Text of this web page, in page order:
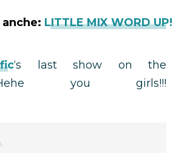
LITTLE MIX WORD UP!
‘s last show on the
you girls!!!